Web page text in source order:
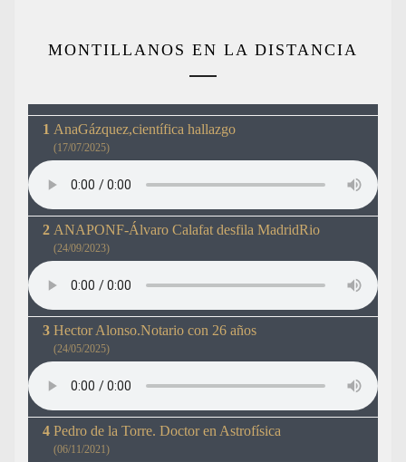
MONTILLANOS EN LA DISTANCIA
AnaGázquez,científica hallazgo
(17/07/2025)
ANAPONF-Álvaro Calafat desfila MadridRio
(24/09/2023)
Hector Alonso.Notario con 26 años
(24/05/2025)
Pedro de la Torre. Doctor en Astrofísica
(06/11/2021)